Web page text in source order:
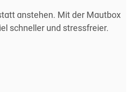
anstehen. Mit der Mautbox
schneller und stressfreier.